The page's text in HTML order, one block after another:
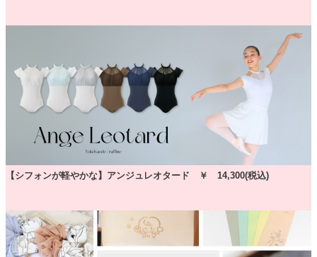
【シフォンが軽やかな】アンジュレオタード ￥ 14,300(税込)